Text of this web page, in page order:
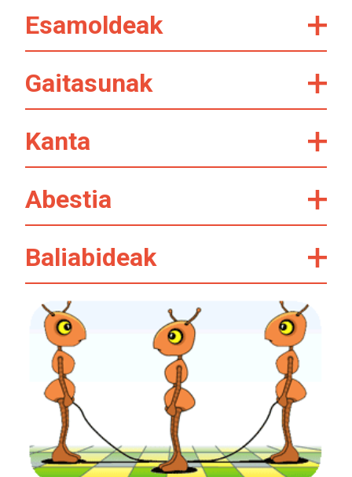
Esamoldeak
Gaitasunak
Kanta
Abestia
Baliabideak